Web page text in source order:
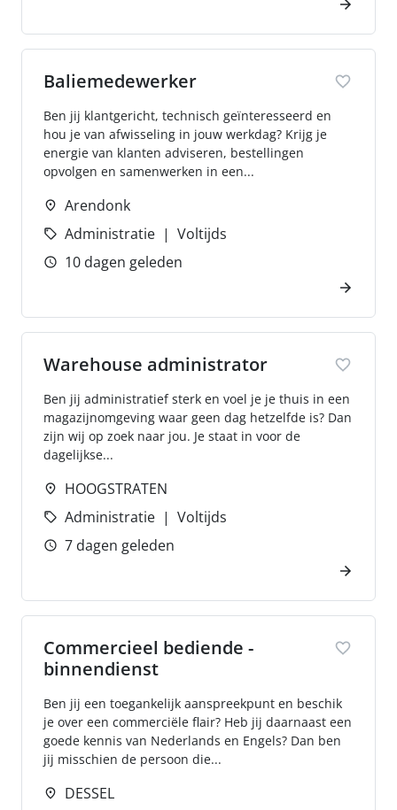
Baliemedewerker
Ben jij klantgericht, technisch geïnteresseerd en
hou je van afwisseling in jouw werkdag? Krijg je
energie van klanten adviseren, bestellingen
opvolgen en samenwerken in een...
Arendonk
Administratie
Voltijds
10 dagen geleden
Warehouse administrator
Ben jij administratief sterk en voel je je thuis in een
magazijnomgeving waar geen dag hetzelfde is? Dan
zijn wij op zoek naar jou. Je staat in voor de
dagelijkse...
HOOGSTRATEN
Administratie
Voltijds
7 dagen geleden
Commercieel bediende -
binnendienst
Ben jij een toegankelijk aanspreekpunt en beschik
je over een commerciële flair? Heb jij daarnaast een
goede kennis van Nederlands en Engels? Dan ben
jij misschien de persoon die...
DESSEL